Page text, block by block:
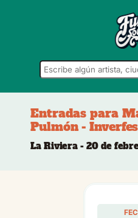
Entradas para
Pulmón -
La Riviera - 20 de